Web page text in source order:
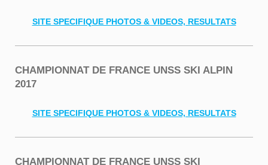
SITE SPECIFIQUE PHOTOS & VIDEOS, RESULTATS
CHAMPIONNAT DE FRANCE UNSS SKI ALPIN
2017
SITE SPECIFIQUE PHOTOS & VIDEOS, RESULTATS
CHAMPIONNAT DE FRANCE UNSS SKI